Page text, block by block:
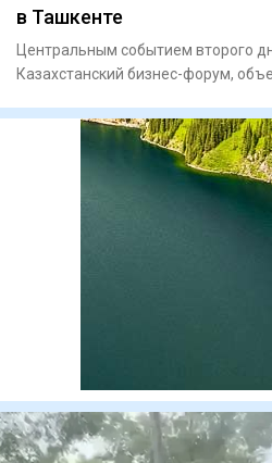
в Ташкенте
Центральным событием второго
Казахстанский бизнес-форум,